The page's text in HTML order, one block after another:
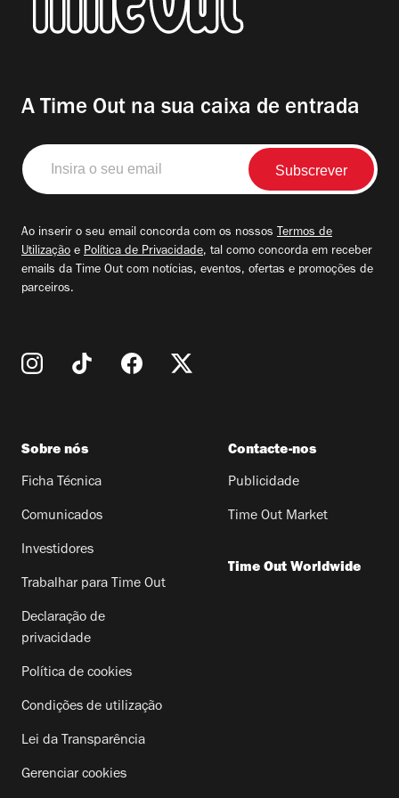
A Time Out na sua caixa de entrada
Insira
o
seu
Ao inserir o seu email concorda com os nossos Termos de
Utilização e Política de Privacidade, tal como concorda em receber
emails da Time Out com notícias, eventos, ofertas e promoções de
parceiros.
Sobre nós
Ficha Técnica
Comunicados
Investidores
Trabalhar para Time Out
Declaração de
privacidade
Política de cookies
Condições de utilização
Lei da Transparência
Gerenciar cookies
Contacte-nos
Publicidade
Time Out Market
Time Out Worldwide